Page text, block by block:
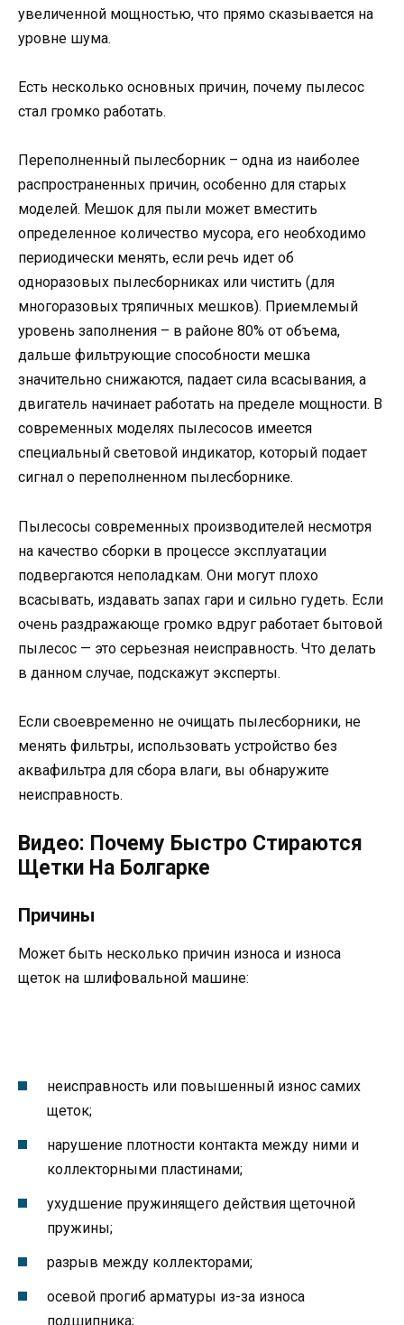
увеличенной мощностью, что прямо сказывается на
уровне шума.
Есть несколько основных причин, почему пылесос
стал громко работать.
Переполненный пылесборник – одна из наиболее
распространенных причин, особенно для старых
моделей. Мешок для пыли может вместить
определенное количество мусора, его необходимо
периодически менять, если речь идет об
одноразовых пылесборниках или чистить (для
многоразовых тряпичных мешков). Приемлемый
уровень заполнения – в районе 80% от объема,
дальше фильтрующие способности мешка
значительно снижаются, падает сила всасывания, а
двигатель начинает работать на пределе мощности. В
современных моделях пылесосов имеется
специальный световой индикатор, который подает
сигнал о переполненном пылесборнике.
Пылесосы современных производителей несмотря
на качество сборки в процессе эксплуатации
подвергаются неполадкам. Они могут плохо
всасывать, издавать запах гари и сильно гудеть. Если
очень раздражающе громко вдруг работает бытовой
пылесос — это серьезная неисправность. Что делать
в данном случае, подскажут эксперты.
Если своевременно не очищать пылесборники, не
менять фильтры, использовать устройство без
аквафильтра для сбора влаги, вы обнаружите
неисправность.
Видео: Почему Быстро Стираются
Щетки На Болгарке
Причины
Может быть несколько причин износа и износа
щеток на шлифовальной машине:
неисправность или повышенный износ самих
щеток;
нарушение плотности контакта между ними и
коллекторными пластинами;
ухудшение пружинящего действия щеточной
пружины;
разрыв между коллекторами;
осевой прогиб арматуры из-за износа
подшипника;